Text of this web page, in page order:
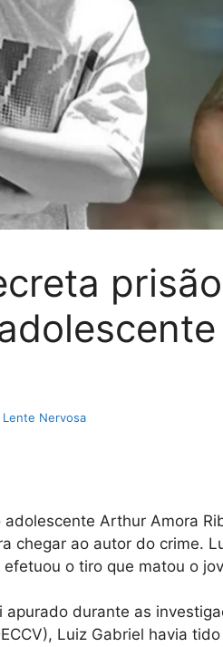
Lente Nervosa
Arthur Amora
chegar ao autor do crime.
o tiro que matou o
apurado durante as
Luiz Gabriel havia